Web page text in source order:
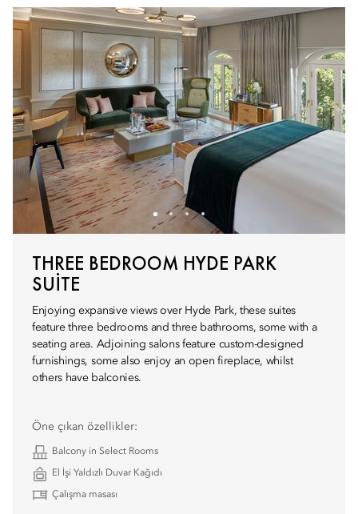
THREE BEDROOM HYDE PARK
SUITE
Enjoying expansive views over Hyde Park, these suites
feature three bedrooms and three bathrooms, some with a
seating area. Adjoining salons feature custom-designed
furnishings, some also enjoy an open fireplace, whilst
others have balconies.
Öne çıkan özellikler:
Balcony in Select Rooms
El İşi Yaldızlı Duvar Kağıdı
Çalışma masası